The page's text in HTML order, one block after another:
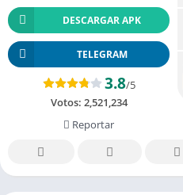
DESCARGAR APK
TELEGRAM
3.8/5
Votos: 2,521,234
Reportar